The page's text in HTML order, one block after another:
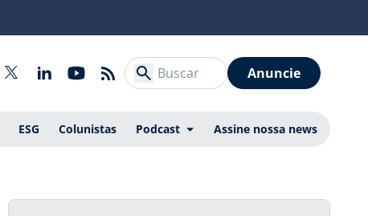
Anuncie
ESG Colunistas Podcast Assine nossa news